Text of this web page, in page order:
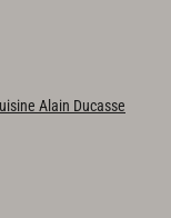
Alain Ducasse